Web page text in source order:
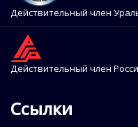
Действительный член
Действительный член
Ссылки